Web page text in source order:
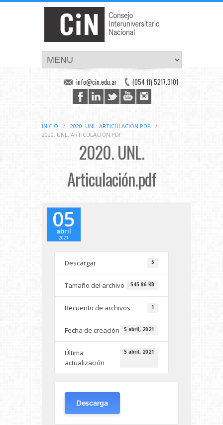
(054 11) 5217.3101
info@cin.edu.ar
INICIO / 2020. UNL. ARTICULACIÓN.PDF
/
2020. UNL. ARTICULACIÓN.PDF
2020. UNL.
Articulación.pdf
05
abril
2021
Descargar 5
Tamaño del archivo 545.86 KB
Recuento de archivos 1
Fecha de creación 5 abril, 2021
Última
actualización
5 abril, 2021
Descarga